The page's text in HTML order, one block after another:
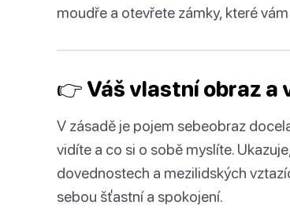
moudře a otevřete zámky, které
👉 Váš vlastní obraz a
V zásadě je pojem sebeobraz
vidíte a co si o sobě myslíte.
dovednostech a mezilidských
sebou šťastní a spokojení.